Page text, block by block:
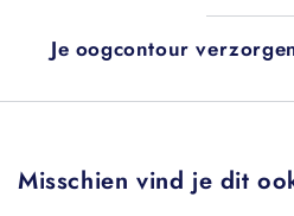
Je oogcontour
Misschien vind je dit